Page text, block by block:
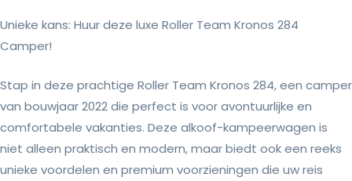
Unieke kans: Huur deze luxe Roller Team Kronos 284
Camper!
Stap in deze prachtige Roller Team Kronos 284, een camper
van bouwjaar 2022 die perfect is voor avontuurlijke en
comfortabele vakanties. Deze alkoof-kampeerwagen is
niet alleen praktisch en modern, maar biedt ook een reeks
unieke voordelen en premium voorzieningen die uw reis